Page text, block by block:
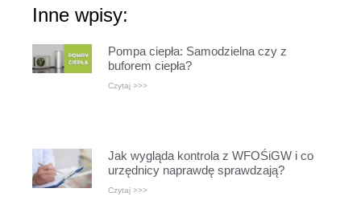
Inne wpisy:
Pompa ciepła: Samodzielna czy z
buforem ciepła?
Czytaj >>>
Jak wygląda kontrola z WFOŚiGW i co
urzędnicy naprawdę sprawdzają?
Czytaj >>>